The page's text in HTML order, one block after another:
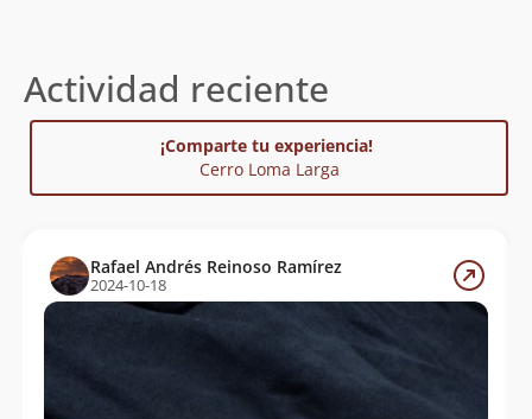
Actividad reciente
¡Comparte tu experiencia!
Cerro Loma Larga
Rafael Andrés Reinoso Ramírez
2024-10-18